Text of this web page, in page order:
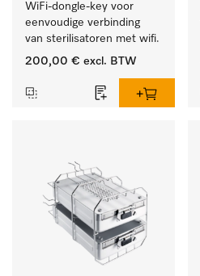
WiFi-dongle-key voor
eenvoudige verbinding
van sterilisatoren met wifi.
200,00 € excl. BTW